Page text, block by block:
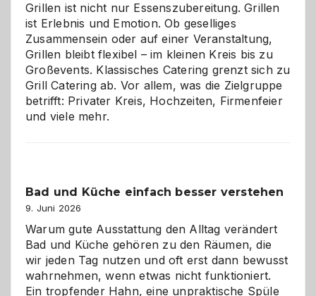
Grillen ist nicht nur Essenszubereitung. Grillen
ist Erlebnis und Emotion. Ob geselliges
Zusammensein oder auf einer Veranstaltung,
Grillen bleibt flexibel – im kleinen Kreis bis zu
Großevents. Klassisches Catering grenzt sich zu
Grill Catering ab. Vor allem, was die Zielgruppe
betrifft: Privater Kreis, Hochzeiten, Firmenfeier
und viele mehr.
Bad und Küche einfach besser verstehen
9. Juni 2026
Warum gute Ausstattung den Alltag verändert
Bad und Küche gehören zu den Räumen, die
wir jeden Tag nutzen und oft erst dann bewusst
wahrnehmen, wenn etwas nicht funktioniert.
Ein tropfender Hahn, eine unpraktische Spüle